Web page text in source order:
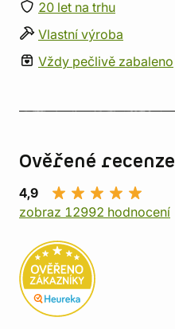
20 let na trhu
Vlastní výroba
Vždy pečlivě zabaleno
Ověřené recenze
4,9
zobraz 12992 hodnocení